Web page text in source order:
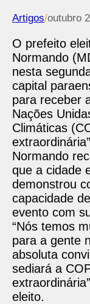
Artigos/outubro
O prefeito
Normando
nesta
capital
para receber
Nações
Climáticas
Normando
que a cidade
demonstrou
capacidade
evento com
“Nós temos
para a gente
absoluta
sediará a
eleito.